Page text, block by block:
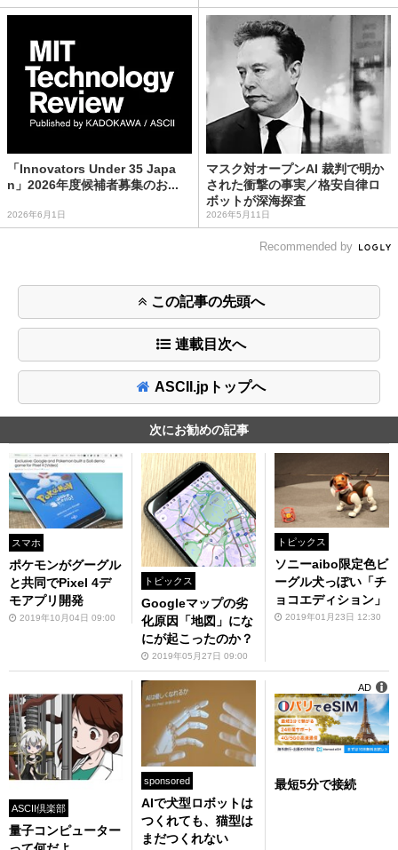
「Innovators Under 35 Japa
n」2026年度候補者募集のお...
2026年6月1日
マスク対オープンAI 裁判で明か
された衝撃の事実／格安自律ロ
ボットが深海探査
2026年5月11日
Recommended by
この記事の先頭へ
連載目次へ
ASCII.jpトップへ
次にお勧めの記事
スマホ
ポケモンがグーグル
と共同でPixel 4デ
モアプリ開発
2019年10月04日 09:00
トピックス
Googleマップの劣
化原因「地図」にな
にが起こったのか？
2019年05月27日 09:00
トピックス
ソニーaibo限定色ビ
ーグル犬っぽい「チ
ョコエディション」
2019年01月23日 12:30
ASCII倶楽部
量子コンピューター
sponsored
AIで犬型ロボットは
つくれても、猫型は
まだつくれない
最短5分で接続
AD